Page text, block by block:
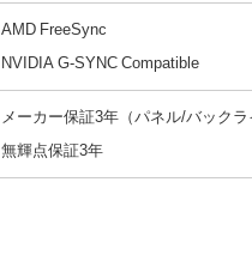
AMD FreeSync
NVIDIA G-SYNC Compatible
メーカー保証3年（パネル/バックラ
無輝点保証3年